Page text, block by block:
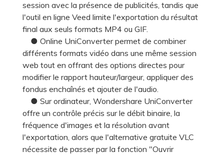
session avec la présence de publicités, tandis que
l'outil en ligne Veed limite l'exportation du résultat
final aux seuls formats MP4 ou GIF.
● Online UniConverter permet de combiner
différents formats vidéo dans une même session
web tout en offrant des options directes pour
modifier le rapport hauteur/largeur, appliquer des
fondus enchaînés et ajouter de l'audio.
● Sur ordinateur, Wondershare UniConverter
offre un contrôle précis sur le débit binaire, la
fréquence d'images et la résolution avant
l'exportation, alors que l'alternative gratuite VLC
nécessite de passer par la fonction "Ouvrir